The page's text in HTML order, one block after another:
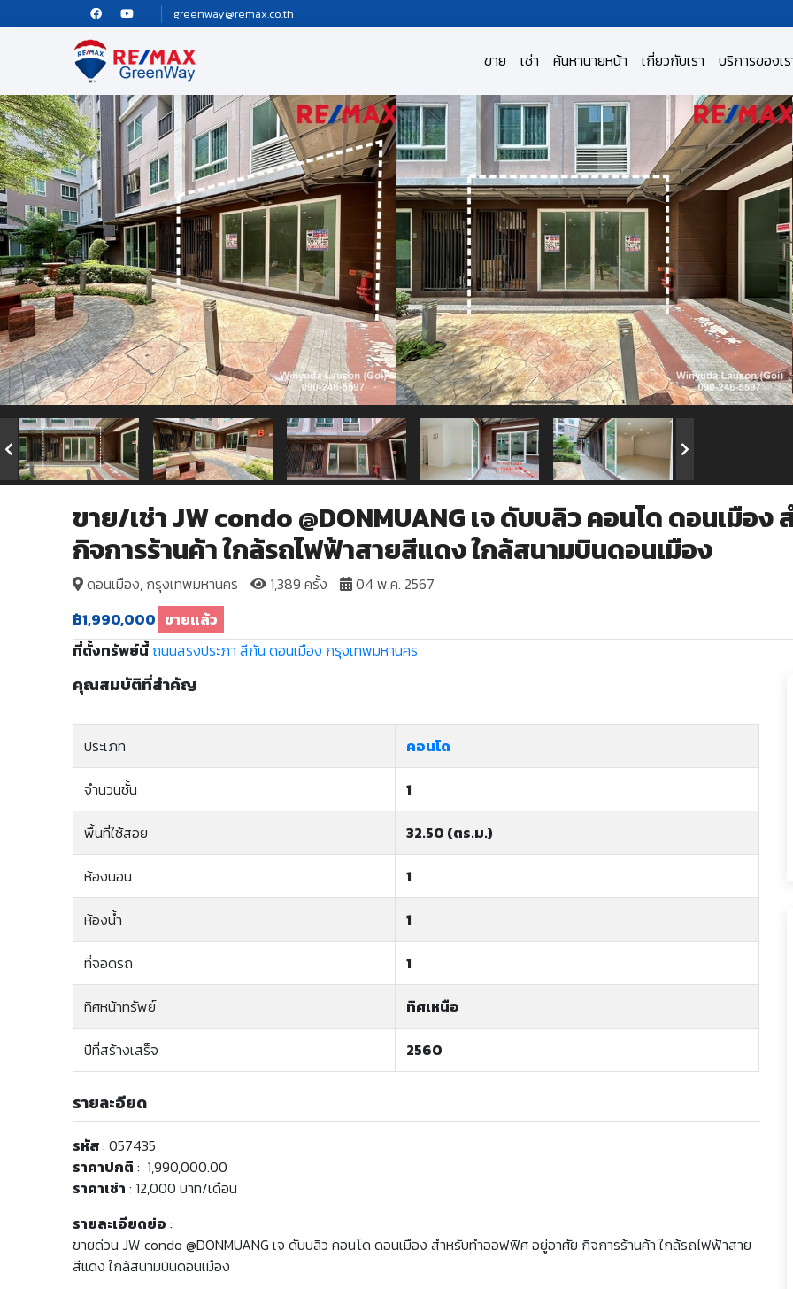
greenway@remax.co.th
ขาย เช่า ค้นหานายหน้า เกี่ยวกับเรา บริการของเ
ขาย/เช่า JW condo @DONMUANG เจ ดับบลิว คอนโด ดอนเมือ
กิจการร้านค้า ใกล้รถไฟฟ้าสายสีแดง ใกล้สนามบินดอนเมือง
ดอนเมือง, กรุงเทพมหานคร 1,389 ครั้ง
04 พ.ค. 2567
฿1,990,000 ขายแล้ว
ที่ตั้งทรัพย์นี้ ถนนสรงประภา สีกัน ดอนเมือง กรุงเทพมหานคร
คุณสมบัติที่สำคัญ
ประเภท คอนโด
จำนวนชั้น 1
พื้นที่ใช้สอย 32.50 (ตร.ม.)
ห้องนอน 1
ห้องน้ำ 1
ที่จอดรถ 1
ทิศหน้าทรัพย์ ทิศเหนือ
ปีที่สร้างเสร็จ 2560
รายละอียด
รหัส: 057435
ราคาปกติ : 1,990,000.00
ราคาเช่า : 12,000 บาท/เดือน
รายละเอียดย่อ :
ขายด่วน JW condo @DONMUANG เจ ดับบลิว คอนโด ดอนเมือง สำหรับทำออฟฟิศ อยู่อาศัย กิจการร้านค้า ใกล้รถไฟฟ้าสาย
สีแดง ใกล้สนามบินดอนเมือง